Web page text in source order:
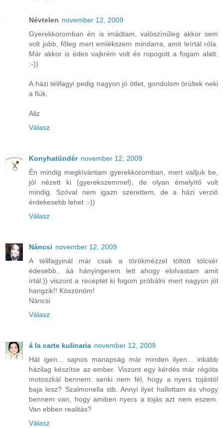
Névtelen november 12, 2009
Gyerekkoromban én is imádtam, valószínűleg akkor sem
volt jobb, főleg mert emlékszem mindarra, amit leírtál róla.
Már akkor is édes vajkrém volt és ropogott a fogam alatt.
:-))
A házi télifagyi pedig nagyon jó ötlet, gondolom örültek neki
a fiúk.
Aliz
Válasz
Konyhatündér november 12, 2009
Én mindig megkívántam gyerekkoromban, mert valljuk be,
jól nézett ki (gyerekszemmel), de olyan émelyítő volt
mindig. Szóval nem igazn szerettem, de a házi verzió
érdekesebb lehet :-))
Válasz
Náncsi november 12, 2009
A télifagyinál már csak a törökmézzel töltött tölcsér
édesebb.. áá hányingerem lett ahogy elolvastam amit
írtál:)) viszont a receptet ki fogom próbálni mert nagyon jól
hangzik!! Köszönöm!
Náncsi
Válasz
á la carte kulinaria november 12, 2009
Hát igen... sajnos manapság már minden ilyen... inkább
házilag készítse az ember. Viszont egy kérdés már régóta
motoszkál bennem: senki nem fél, hogy a nyers tojástól
baja lesz? Szalmonella stb. Annyi ilyet hallottam és vhogy
bennem van, hogy amiben nyers a tojás azt nem eszem.
Van ebben realitás?
Válasz